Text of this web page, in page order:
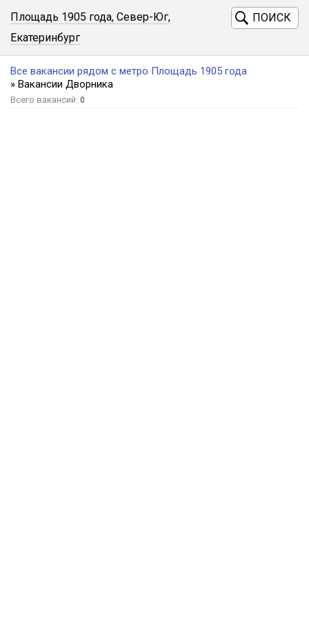
Площадь 1905 года, Север-Юг,
Екатеринбург
ПОИСК
Все вакансии рядом с метро Площадь 1905 года
» Вакансии Дворника
Всего вакансий: 0